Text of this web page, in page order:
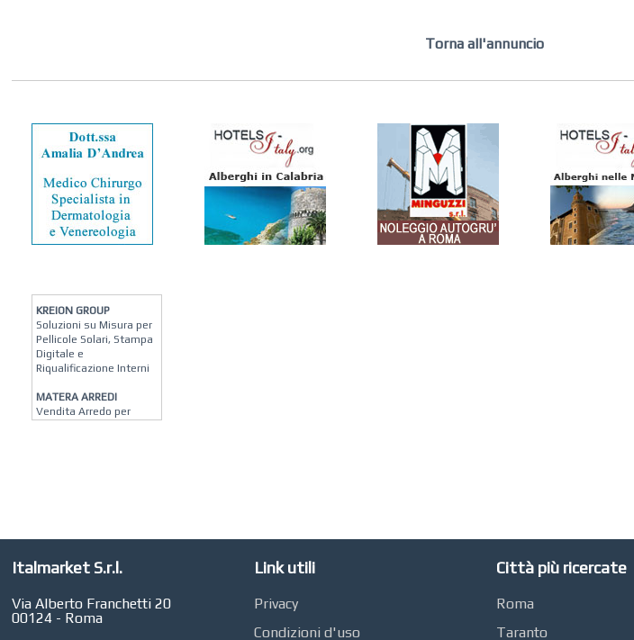
Torna all'annuncio
KREION GROUP
Soluzioni su Misura per
Pellicole Solari, Stampa
Digitale e
Riqualificazione Interni
MATERA ARREDI
Vendita Arredo per
Interni, Esterni e
COLA
CONCEPT POINT
Italmarket S.r.l.
Via Alberto Franchetti 20
00124 - Roma
Link utili
Privacy
Condizioni d'uso
Città più ricercate
Roma
Taranto